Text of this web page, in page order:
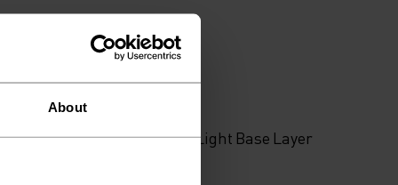
About
Skjorte
X-Light
Performance X-Light Base Layer